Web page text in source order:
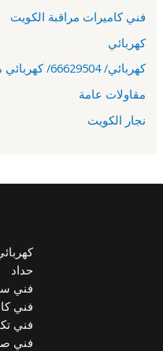
فني كاميرات مراقبة الكويت
كهربائي
كهربائي/ 66629504/ كهربائي منازل
مقاولات عامة
نجار الكويت
حداد
فني
فني
فني
فني